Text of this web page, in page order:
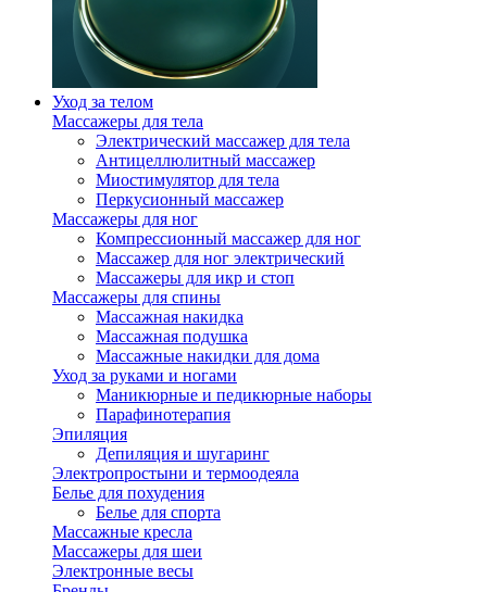
Уход за телом
Массажеры для тела
Электрический массажер для тела
Антицеллюлитный массажер
Миостимулятор для тела
Перкусионный массажер
Массажеры для ног
Компрессионный массажер для ног
Массажер для ног электрический
Массажеры для икр и стоп
Массажеры для спины
Массажная накидка
Массажная подушка
Массажные накидки для дома
Уход за руками и ногами
Маникюрные и педикюрные наборы
Парафинотерапия
Эпиляция
Депиляция и шугаринг
Электропростыни и термоодеяла
Белье для похудения
Белье для спорта
Массажные кресла
Массажеры для шеи
Электронные весы